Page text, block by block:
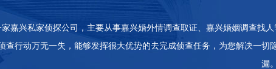
嘉兴私家侦探公司，主要从事嘉兴婚外情调查取证、嘉兴婚姻调查找
查行动万无一失，能够发挥很大优势的去完成侦查任务，为您解决一
漏。